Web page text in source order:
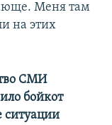
Меня там
на этих
СМИ
бойкот
ситуации